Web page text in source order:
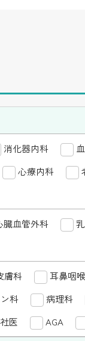
消化器内科
心療内科
臓血管外科
膚科 耳鼻咽
科 病理科
医 AGA
内科 呼吸器
内分泌代謝・糖
外科・消化器外
精神科 眼
救急科 放射線
ク
産業医